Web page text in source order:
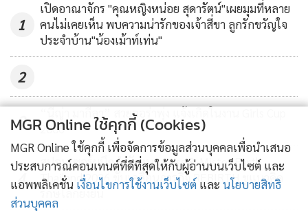
1
เปิดอาณาจักร "คุณหญิงหน่อย สุดารัตน์"เผยมุมที่หลาย
คนไม่เคยเห็น พบความน่ารักของเจ้าสี่ขา ลูกรักขวัญใจ
ประจำบ้าน"น้องเม้าท์เท่น"
2
3
“นีญ่า มากีลา” สวยออร่าพุ่ง แจ้งเกิดในงาน Girls Cup
2006
4
สปอนเซอร์ผนึกกำลังหนุน Miss & Mister Earth
Thailand 2026 ขับเคลื่อนภารกิจ REBIRTH ชูแนวคิด
รักษ์โลกยั่งยืน
MGR Online ใช้คุกกี้ (Cookies)
MGR Online ใช้คุกกี้ เพื่อจัดการข้อมูลส่วนบุคคลเพื่อนำเสนอ
ประสบการณ์คอนเทนต์ที่ดีที่สุดให้กับผู้อ่านบนเว็บไซต์ และ
แอพพลิเคชั่น เงื่อนไขการใช้งานเว็บไซต์ และ นโยบายสิทธิ
ส่วนบุคคล